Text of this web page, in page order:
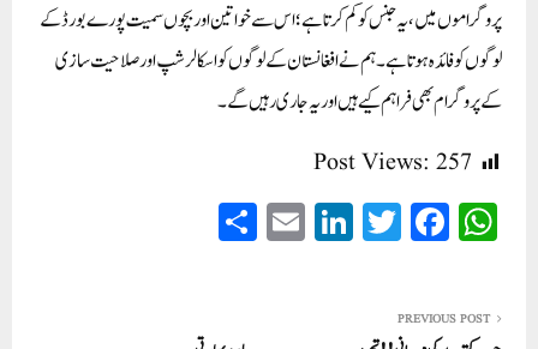
پروگراموں میں، یہ جنس کو کم کرتا ہے؛ اس سے خواتین اور بچوں سمیت پورے بورڈ کے
لوگوں کو فائدہ ہوتا ہے۔ ہم نے افغانستان کے لوگوں کو اسکالرشپ اور صلاحیت سازی
کے پروگرام بھی فراہم کیے ہیں اور یہ جاری رہیں گے۔
Post Views: 257
W
ha
A
Fa
ce
ok
T
wi
r
Li
nk
E
m
PREVIOUS POST